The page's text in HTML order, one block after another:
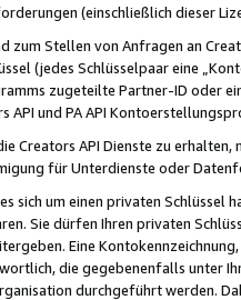
(einschließlich dieser
zum Stellen von Anfragen an
(jedes Schlüsselpaar eine
zugeteilte Partner-ID oder
API und PA API
Creators API Dienste zu
für Unterdienste oder
sich um einen privaten
Sie dürfen Ihren privaten
Eine
die gegebenenfalls unter
durchgeführt werden.